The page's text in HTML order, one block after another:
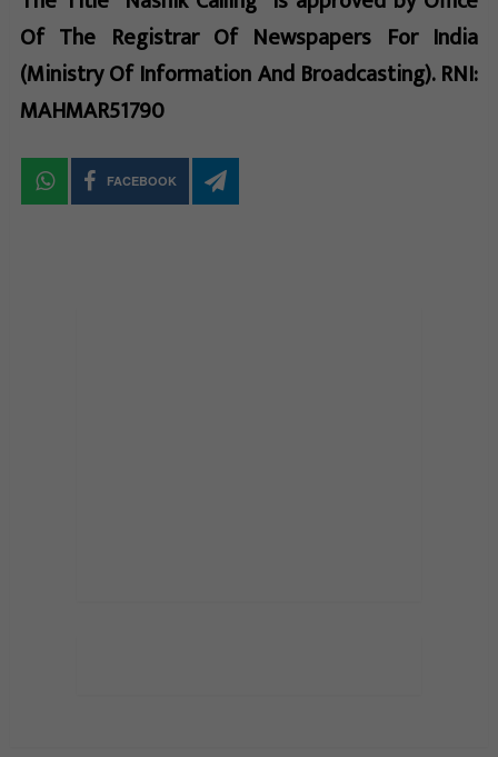
Of The Registrar Of Newspapers For India
(Ministry Of Information And Broadcasting). RNI:
MAHMAR51790
FACEBOOK